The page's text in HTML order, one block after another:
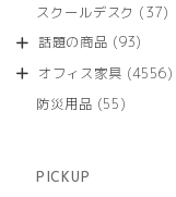
スクールデスク 3737
商
話題の商品 9393
の
オフィス家具 4556
防災用品 5555
PICKUP